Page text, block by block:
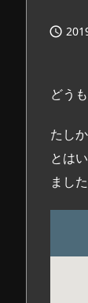

どう
たし
とは
ました